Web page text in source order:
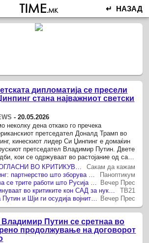
↵ НАЗАД
дипломатија се пресели
стана најважниот светски
-20.05.2026
неколку дена откако го пречека
претседател Доналд Трамп во
кинескиот лидер Си Џинпинг е домаќин
претседател Владимир Путин. Двете
кои се одржуваат во растојание од само
дена, можеби најдобро ја ...Сакам да кажам
Паноптикум
Вечер Прес
ТВ21
Вечер Прес
Владимир Путин се сретнаа во
продолжување на договорот